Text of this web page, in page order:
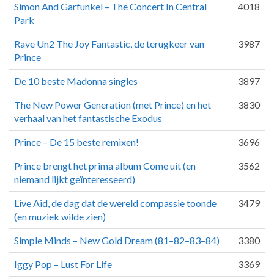
Simon And Garfunkel – The Concert In Central
Park
4018
Rave Un2 The Joy Fantastic, de terugkeer van
Prince
3987
De 10 beste Madonna singles 3897
The New Power Generation (met Prince) en het
verhaal van het fantastische Exodus
3830
Prince – De 15 beste remixen! 3696
Prince brengt het prima album Come uit (en
niemand lijkt geïnteresseerd)
3562
Live Aid, de dag dat de wereld compassie toonde
(en muziek wilde zien)
3479
Simple Minds – New Gold Dream (81–82–83–84) 3380
Iggy Pop – Lust For Life 3369